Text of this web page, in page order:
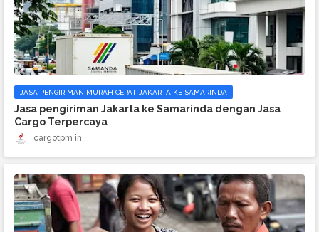
JASA PENGIRIMAN MURAH CEPAT JAKARTA KE SAMARINDA
Jasa pengiriman Jakarta ke Samarinda dengan Jasa
Cargo Terpercaya
cargotpm